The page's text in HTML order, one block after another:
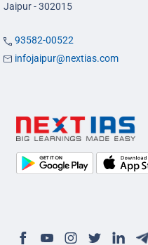
Jaipur - 302015
93582-00522
infojaipur@nextias.com